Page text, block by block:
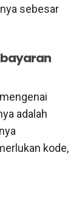
sebesar
adalah
kode,